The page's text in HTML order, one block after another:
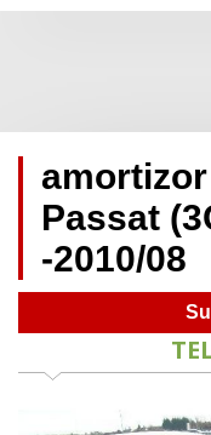
Passat
-2010/08